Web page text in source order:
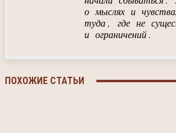
о мыслях и
туда, где не
и ограничений.
ПОХОЖИЕ СТАТЬИ